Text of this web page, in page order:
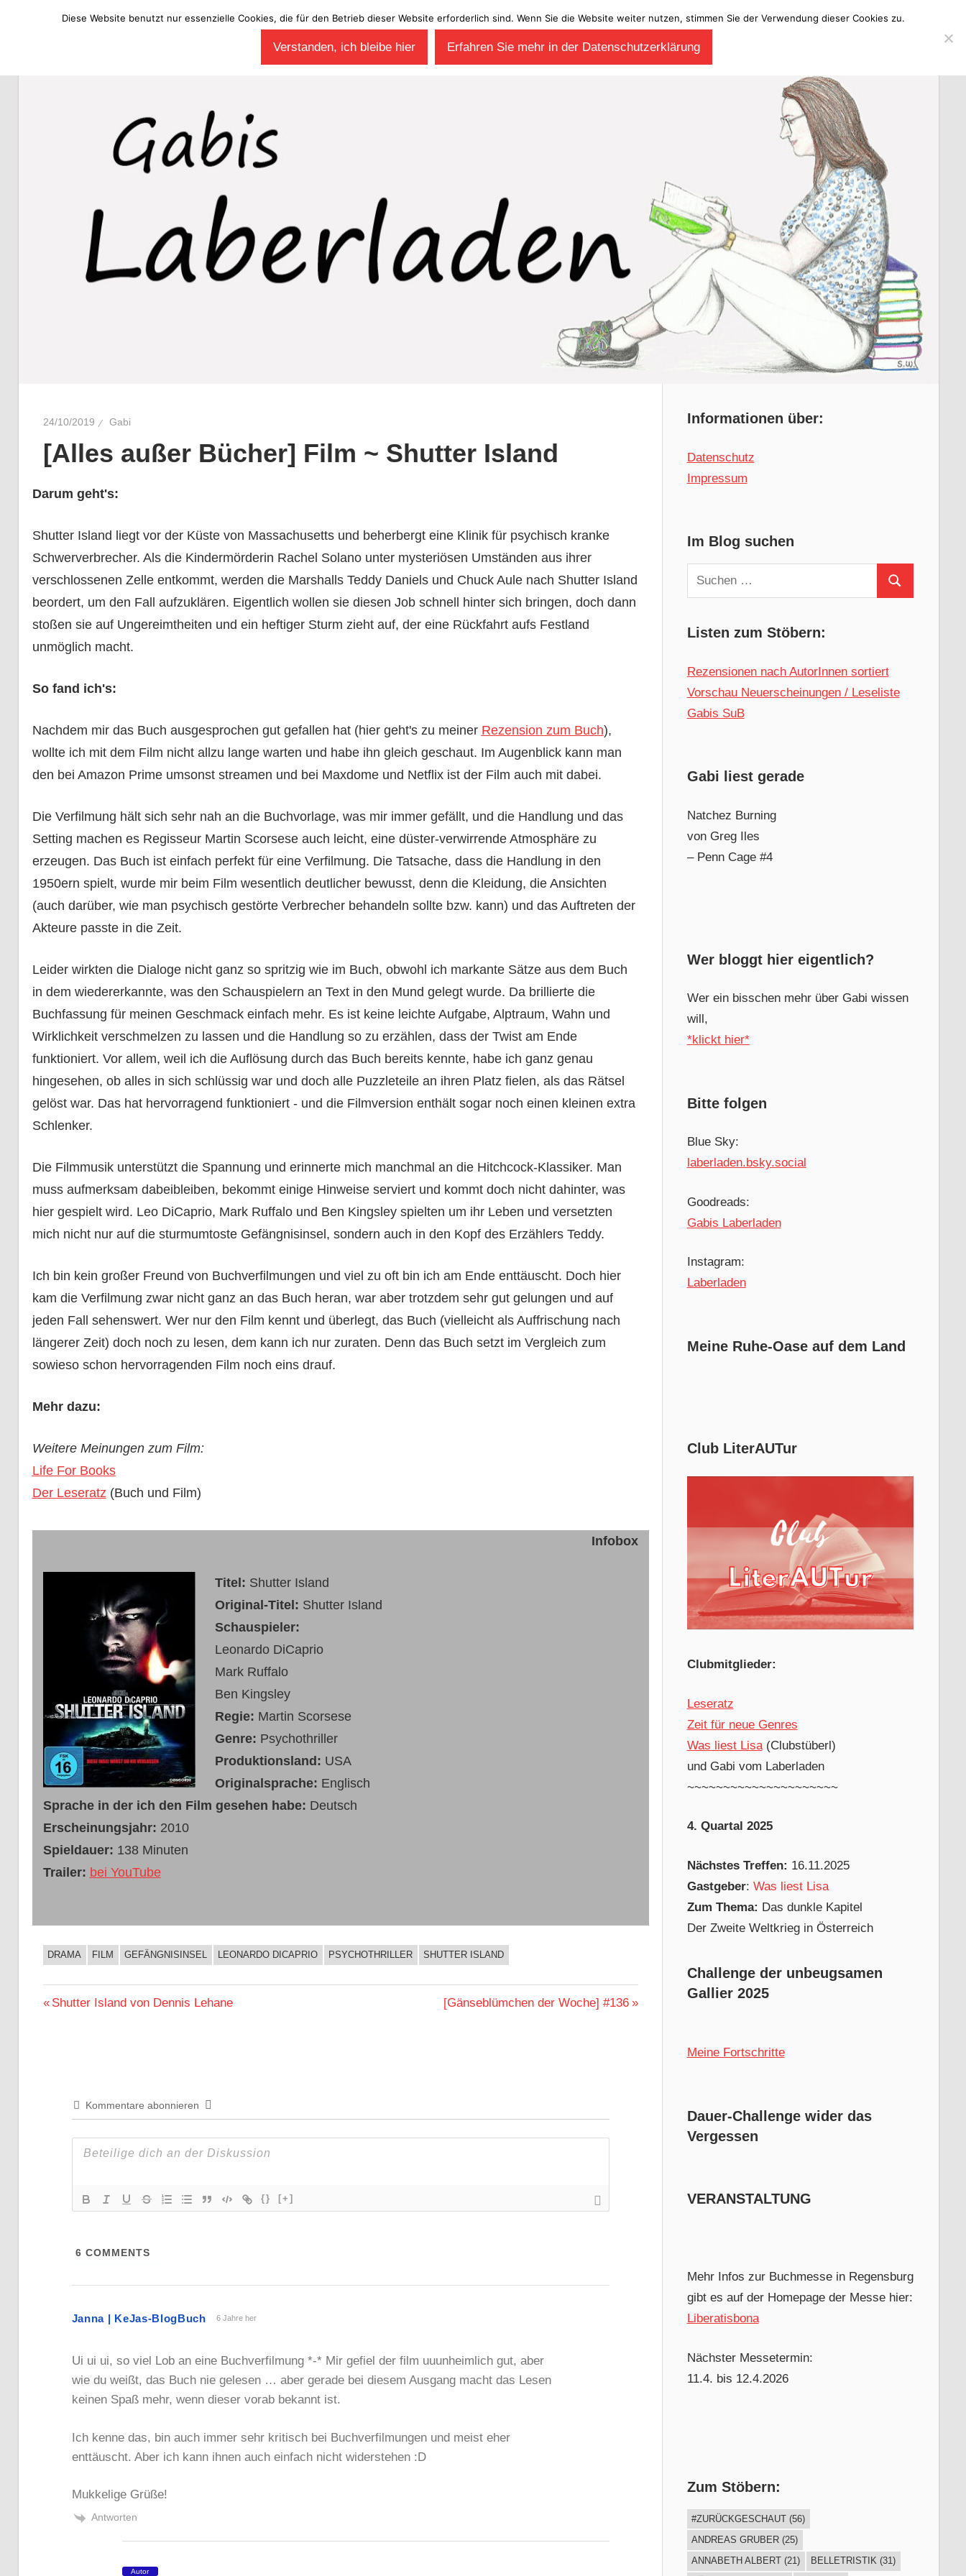
24/10/2019 Gabi
[Alles außer Bücher] Film ~ Shutter Island
Darum geht's:
Shutter Island liegt vor der Küste von Massachusetts und beherbergt eine Klinik für psychisch kranke
Schwerverbrecher. Als die Kindermörderin Rachel Solano unter mysteriösen Umständen aus ihrer
verschlossenen Zelle entkommt, werden die Marshalls Teddy Daniels und Chuck Aule nach Shutter Island
beordert, um den Fall aufzuklären. Eigentlich wollen sie diesen Job schnell hinter sich bringen, doch dann
stoßen sie auf Ungereimtheiten und ein heftiger Sturm zieht auf, der eine Rückfahrt aufs Festland
unmöglich macht.
So fand ich's:
Nachdem mir das Buch ausgesprochen gut gefallen hat (hier geht's zu meiner Rezension zum Buch),
wollte ich mit dem Film nicht allzu lange warten und habe ihn gleich geschaut. Im Augenblick kann man
den bei Amazon Prime umsonst streamen und bei Maxdome und Netflix ist der Film auch mit dabei.
Die Verfilmung hält sich sehr nah an die Buchvorlage, was mir immer gefällt, und die Handlung und das
Setting machen es Regisseur Martin Scorsese auch leicht, eine düster-verwirrende Atmosphäre zu
erzeugen. Das Buch ist einfach perfekt für eine Verfilmung. Die Tatsache, dass die Handlung in den
1950ern spielt, wurde mir beim Film wesentlich deutlicher bewusst, denn die Kleidung, die Ansichten
(auch darüber, wie man psychisch gestörte Verbrecher behandeln sollte bzw. kann) und das Auftreten der
Akteure passte in die Zeit.
Leider wirkten die Dialoge nicht ganz so spritzig wie im Buch, obwohl ich markante Sätze aus dem Buch
in dem wiedererkannte, was den Schauspielern an Text in den Mund gelegt wurde. Da brillierte die
Buchfassung für meinen Geschmack einfach mehr. Es ist keine leichte Aufgabe, Alptraum, Wahn und
Wirklichkeit verschmelzen zu lassen und die Handlung so zu erzählen, dass der Twist am Ende
funktioniert. Vor allem, weil ich die Auflösung durch das Buch bereits kennte, habe ich ganz genau
hingesehen, ob alles in sich schlüssig war und doch alle Puzzleteile an ihren Platz fielen, als das Rätsel
gelöst war. Das hat hervorragend funktioniert - und die Filmversion enthält sogar noch einen kleinen extra
Schlenker.
Die Filmmusik unterstützt die Spannung und erinnerte mich manchmal an die Hitchcock-Klassiker. Man
muss aufmerksam dabeibleiben, bekommt einige Hinweise serviert und kommt doch nicht dahinter, was
hier gespielt wird. Leo DiCaprio, Mark Ruffalo und Ben Kingsley spielten um ihr Leben und versetzten
mich nicht nur auf die sturmumtoste Gefängnisinsel, sondern auch in den Kopf des Erzählers Teddy.
Ich bin kein großer Freund von Buchverfilmungen und viel zu oft bin ich am Ende enttäuscht. Doch hier
kam die Verfilmung zwar nicht ganz an das Buch heran, war aber trotzdem sehr gut gelungen und auf
jeden Fall sehenswert. Wer nur den Film kennt und überlegt, das Buch (vielleicht als Auffrischung nach
längerer Zeit) doch noch zu lesen, dem kann ich nur zuraten. Denn das Buch setzt im Vergleich zum
sowieso schon hervorragenden Film noch eins drauf.
Mehr dazu:
Weitere Meinungen zum Film:
Life For Books
Der Leseratz (Buch und Film)
Infobox
Titel: Shutter Island
Original-Titel: Shutter Island
Schauspieler:
Leonardo DiCaprio
Mark Ruffalo
Ben Kingsley
Regie: Martin Scorsese
Genre: Psychothriller
Produktionsland: USA
Originalsprache: Englisch
Sprache in der ich den Film gesehen habe: Deutsch
Erscheinungsjahr: 2010
Spieldauer: 138 Minuten
Trailer: bei YouTube
BUCHIGES
FILM
DRAMA FILM GEFÄNGNISINSEL LEONARDO DICAPRIO PSYCHOTHRILLER SHUTTER ISLAND
Beitragsnavigation
Vorheriger
Shutter Island von Dennis Lehane
Nächster
[Gänseblümchen der Woche] #136
Kommentare abonnieren
{} [+]
6 COMMENTS
Janna | KeJas-BlogBuch 6 Jahre her
Ui ui ui, so viel Lob an eine Buchverfilmung *-* Mir gefiel der film uuunheimlich gut, aber
wie du weißt, das Buch nie gelesen … aber gerade bei diesem Ausgang macht das Lesen
keinen Spaß mehr, wenn dieser vorab bekannt ist.
Ich kenne das, bin auch immer sehr kritisch bei Buchverfilmungen und meist eher
enttäuscht. Aber ich kann ihnen auch einfach nicht widerstehen :D
Mukkelige Grüße!
Antworten
Autor
Informationen über:
Datenschutz
Impressum
Im Blog suchen
Suchen
nach:
Suchen
Listen zum Stöbern:
Rezensionen nach AutorInnen sortiert
Vorschau Neuerscheinungen / Leseliste
Gabis SuB
Gabi liest gerade
Natchez Burning
von Greg Iles
– Penn Cage #4
Wer bloggt hier eigentlich?
Wer ein bisschen mehr über Gabi wissen
will,
*klickt hier*
Bitte folgen
Blue Sky:
laberladen.bsky.social
Goodreads:
Gabis Laberladen
Instagram:
Laberladen
Meine Ruhe-Oase auf dem Land
Club LiterAUTur
Clubmitglieder:
Leseratz
Zeit für neue Genres
Was liest Lisa(Clubstüberl)
und Gabi vom Laberladen
~~~~~~~~~~~~~~~~~~~~~
4. Quartal 2025
Nächstes Treffen: 16.11.2025
Gastgeber: Was liest Lisa
Zum Thema: Das dunkle Kapitel
Der Zweite Weltkrieg in Österreich
Challenge der unbeugsamen
Gallier 2025
Meine Fortschritte
Dauer-Challenge wider das
Vergessen
VERANSTALTUNG
Mehr Infos zur Buchmesse in Regensburg
gibt es auf der Homepage der Messe hier:
Liberatisbona
Nächster Messetermin:
11.4. bis 12.4.2026
Zum Stöbern:
#ZURÜCKGESCHAUT (56)
ANDREAS GRUBER (25)
ANNABETH ALBERT (21) BELLETRISTIK (31)
Diese Website benutzt nur essenzielle Cookies, die für den Betrieb dieser Website erforderlich sind. Wenn Sie die Website weiter nutzen, stimmen Sie der Verwendung dieser Cookies zu.
Verstanden, ich bleibe hier Erfahren Sie mehr in der Datenschutzerklärung